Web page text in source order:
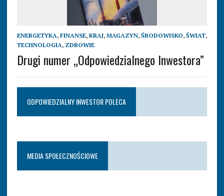
ENERGETYKA, FINANSE, KRAJ, MAGAZYN, ŚRODOWISKO, ŚWIAT,
TECHNOLOGIA, ZDROWIE
Drugi numer „Odpowiedzialnego Inwestora”
ODPOWIEDZIALNY INWESTOR POLECA
MEDIA SPOŁECZNOŚCIOWE